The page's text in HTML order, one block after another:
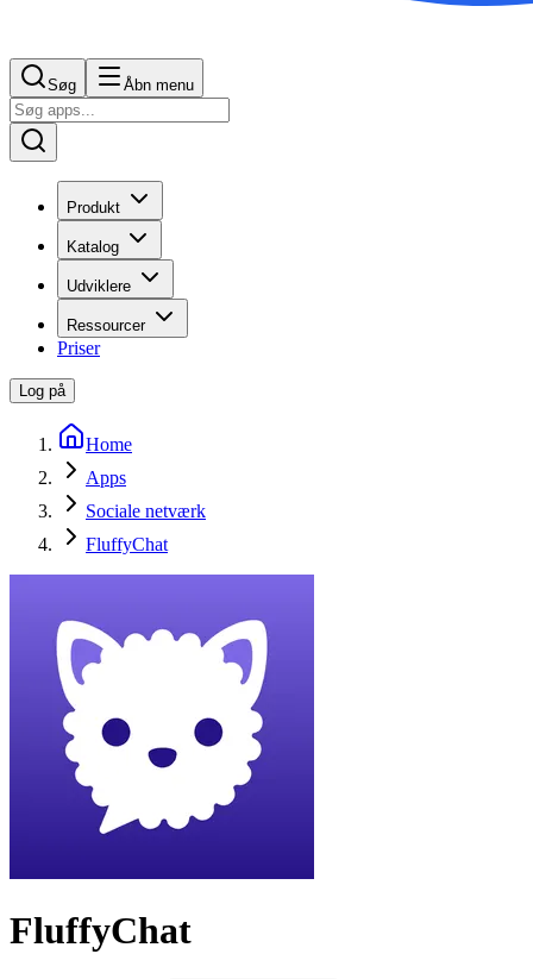
Søg Åbn menu
Produkt
Katalog
Udviklere
Ressourcer
Priser
Log på
Home
Apps
Sociale netværk
FluffyChat
FluffyChat